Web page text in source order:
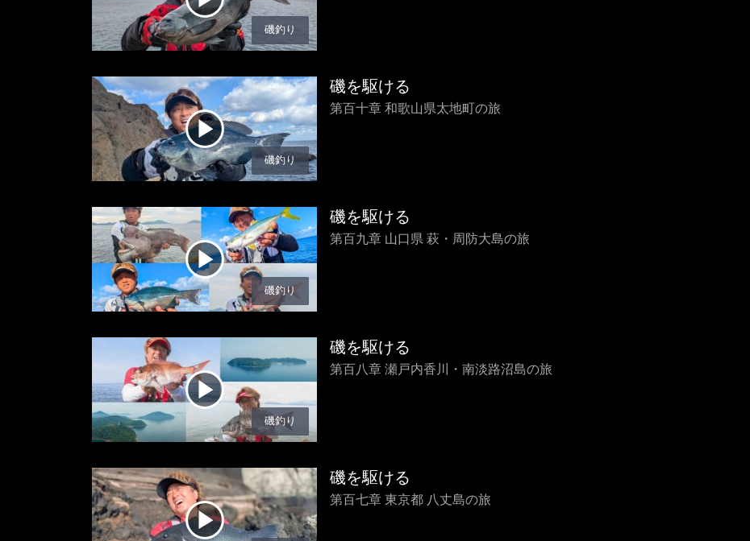
磯釣り
磯釣り
磯を駆ける
第百十章 和歌山県太地町の旅
磯釣り
磯を駆ける
第百九章 山口県 萩・周防大島の旅
磯釣り
磯を駆ける
第百八章 瀬戸内香川・南淡路沼島の旅
磯を駆ける
第百七章 東京都 八丈島の旅